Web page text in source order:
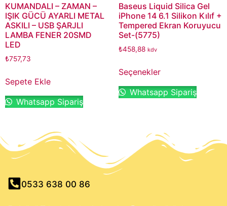
KUMANDALI – ZAMAN –
IŞIK GÜCÜ AYARLI METAL
ASKILI – USB ŞARJLI
LAMBA FENER 20SMD
LED
₺757,73
Sepete Ekle
Whatsapp Sipariş
Baseus Liquid Silica Gel
iPhone 14 6.1 Silikon Kılıf +
Tempered Ekran Koruyucu
Set-(5775)
₺458,88 kdv
Seçenekler
Whatsapp Sipariş
0533 638 00 86